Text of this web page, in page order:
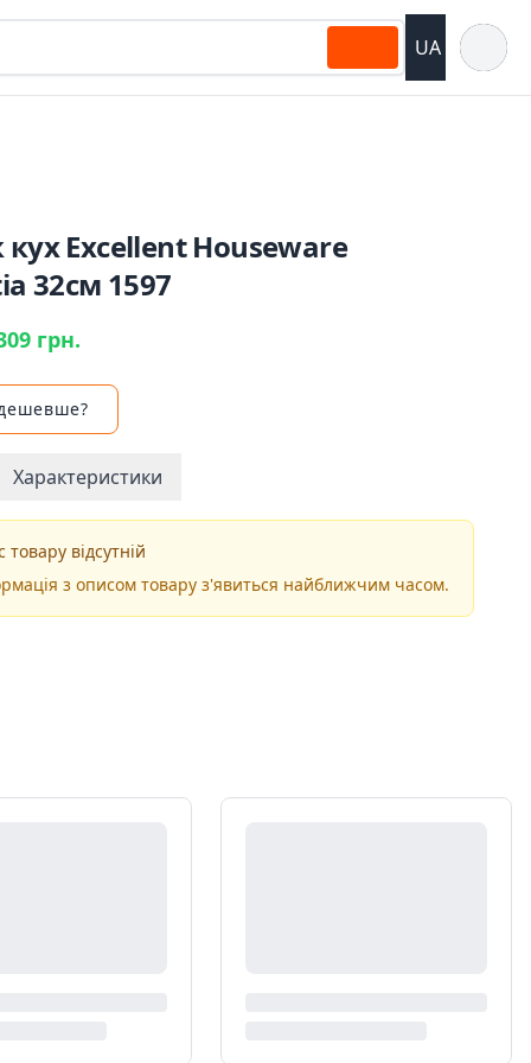
UA
кух Excellent Houseware
32см 1597
грн.
Характеристики
товару відсутній
з описом товару з'явиться найближчим часом.